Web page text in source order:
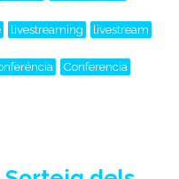
livestreaming livestream
Conferencia